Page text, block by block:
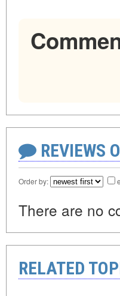
REVIEWS
Order by:
There are no
RELATED